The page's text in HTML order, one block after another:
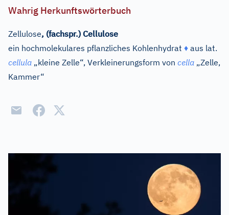
Wahrig Herkunftswörterbuch
Zellulose, (fachspr.) Cellulose
ein hochmolekulares pflanzliches Kohlenhydrat ♦ aus lat.
cellula „kleine Zelle“, Verkleinerungsform von cella „Zelle,
Kammer“